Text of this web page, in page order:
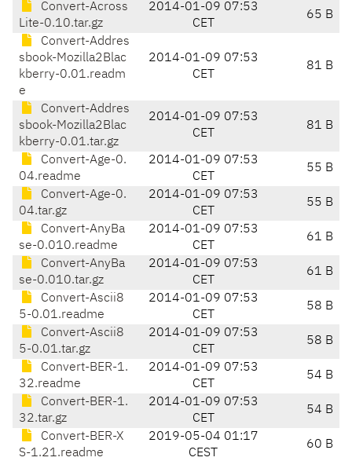
Convert-Across
Lite-0.10.tar.gz
2014-01-09 07:53
CET
65 B
Convert-Addres
sbook-Mozilla2Blac
kberry-0.01.readm
e
2014-01-09 07:53
CET
81 B
Convert-Addres
sbook-Mozilla2Blac
kberry-0.01.tar.gz
2014-01-09 07:53
CET
81 B
Convert-Age-0.
04.readme
2014-01-09 07:53
CET
55 B
Convert-Age-0.
04.tar.gz
2014-01-09 07:53
CET
55 B
Convert-AnyBa
se-0.010.readme
2014-01-09 07:53
CET
61 B
Convert-AnyBa
se-0.010.tar.gz
2014-01-09 07:53
CET
61 B
Convert-Ascii8
5-0.01.readme
2014-01-09 07:53
CET
58 B
Convert-Ascii8
5-0.01.tar.gz
2014-01-09 07:53
CET
58 B
Convert-BER-1.
32.readme
2014-01-09 07:53
CET
54 B
Convert-BER-1.
32.tar.gz
2014-01-09 07:53
CET
54 B
Convert-BER-X
S-1.21.readme
2019-05-04 01:17
CEST
60 B